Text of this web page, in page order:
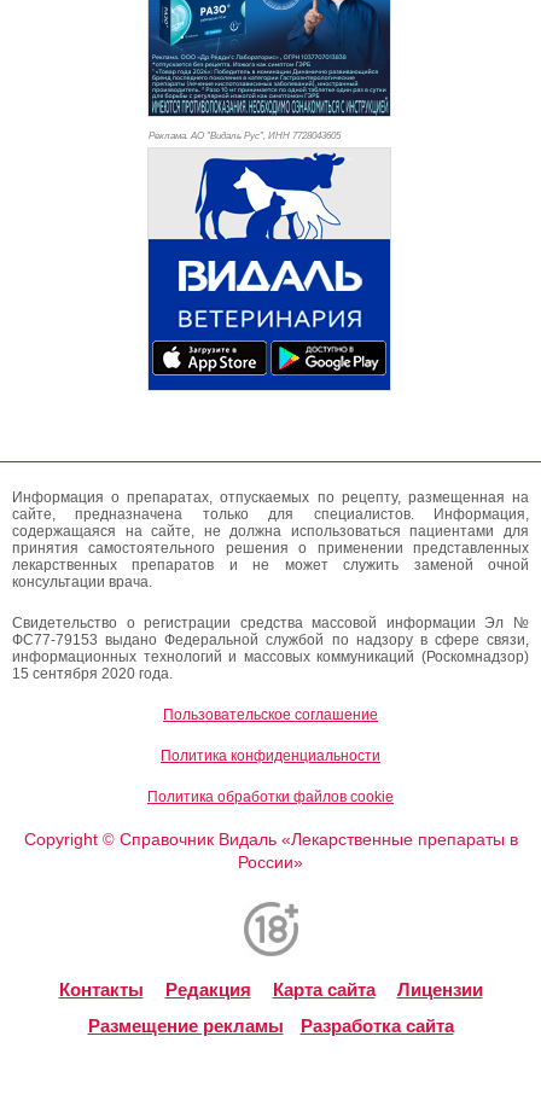
Реклама. АО "Видаль Рус", ИНН 7728043605
Информация о препаратах, отпускаемых по рецепту, размещенная на
сайте, предназначена только для специалистов. Информация,
содержащаяся на сайте, не должна использоваться пациентами для
принятия самостоятельного решения о применении представленных
лекарственных препаратов и не может служить заменой очной
консультации врача.
Свидетельство о регистрации средства массовой информации Эл №
ФС77-79153 выдано Федеральной службой по надзору в сфере связи,
информационных технологий и массовых коммуникаций (Роскомнадзор)
15 сентября 2020 года.
Пользовательское соглашение
Политика конфиденциальности
Политика обработки файлов cookie
Copyright ©Справочник Видаль «Лекарственные препараты в
России»
Контакты Редакция Карта сайта
Лицензии
Размещение рекламы
Разработка сайта